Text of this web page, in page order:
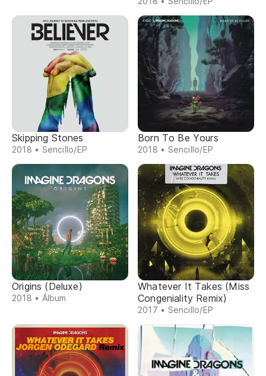
Skipping Stones
2018 • Sencillo/EP
Born To Be Yours
2018 • Sencillo/EP
Origins (Deluxe)
2018 • Álbum
Whatever It Takes (Miss
Congeniality Remix)
2017 • Sencillo/EP